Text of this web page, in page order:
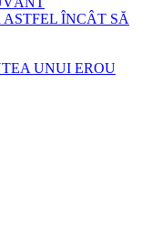
ÎNCÂT SĂ
UNUI EROU